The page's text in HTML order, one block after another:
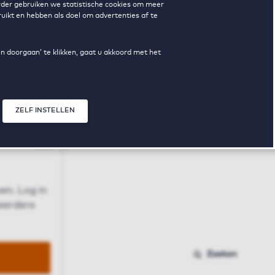
gebruiken we statistische cookies om meer
en hebben als doel om advertenties af te
doorgaan’ te klikken, gaat u akkoord met het
ZELF INSTELLEN
Log in
Zoeken